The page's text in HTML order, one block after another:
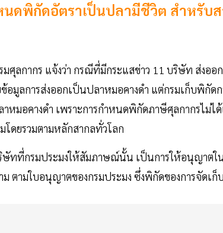
นดพิกัดอัตราเป็นปลามีชีวิต สำหรับ
มศุลกากร แจ้งว่า กรณีที่มีกระแสข่าว 11 บริษัท ส่งอ
อมูลการส่งออกเป็นปลาหมอคางดำ แต่กรมเก็บพิกัด
าหมอคางดำ เพราะการกำหนดพิกัดภาษีศุลกากรไม่
โดยรวมตามหลักสากลทั่วโลก
ษัทที่กรมประมงให้สัมภาษณ์นั้น เป็นการให้อนุญาตใ
ม ตามใบอนุญาตของกรมประมง ซึ่งพิกัดของการจัดเ